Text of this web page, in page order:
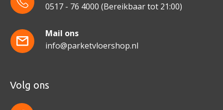
0517 - 76 4000 (Bereikbaar tot 21:00)
Mail ons
info@parketvloershop.nl
Volg ons